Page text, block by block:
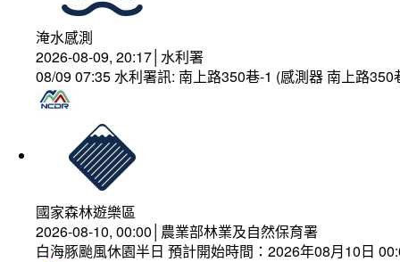
淹水感測
2026-08-09, 20:17│水利署
08/09 07:35 水利署訊: 南上路350巷-1 (感測器 南上路
國家森林遊樂區
2026-08-10, 00:00│農業部林業及自然保育署
白海豚颱風休園半日 預計開始時間：2026年08月10日